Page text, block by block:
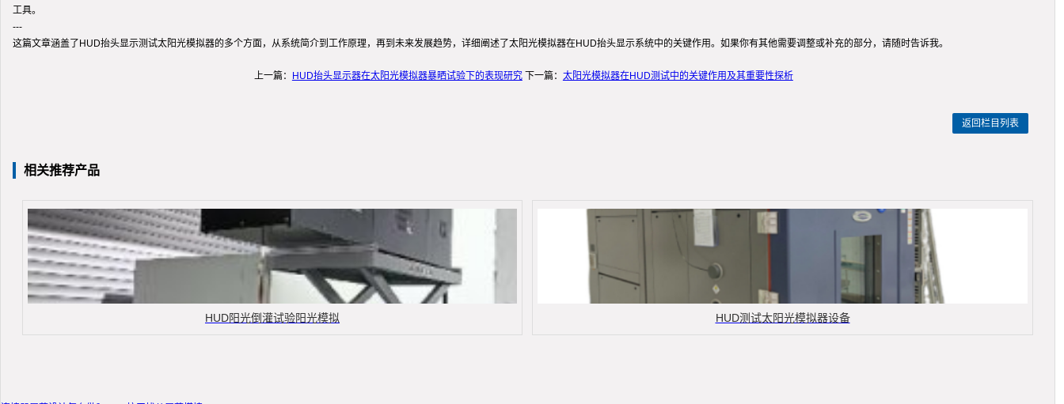
工具。
---
这篇文章涵盖了HUD抬头显示测试太阳光模拟器的多个方面，从系统简介到工作原理，再到未来发展趋势，详细阐述了太阳光模拟器在HUD抬头显示系统中的关键作用。如果你有其他需要调整或补充的部分，请随时告诉我。
上一篇： HUD抬头显示器在太阳光模拟器暴晒试验下的表现研究下一篇： 太阳光模拟器在HUD测试中的关键作用及其重要性探析
返回栏目列表
相关推荐产品
HUD阳光倒灌试验阳光模拟 HUD测试太阳光模拟器设备